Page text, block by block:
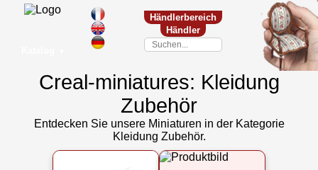
Händlerbereich
Händler
Creal-miniatures: Kleidung
Zubehör
Entdecken Sie unsere Miniaturen in der Kategorie
Kleidung Zubehör.